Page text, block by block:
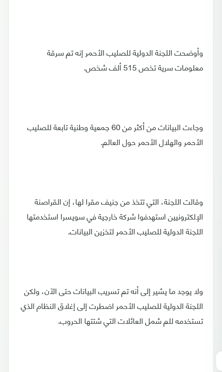
وأوضحت اللجنة الدولية للصليب الأحمر إنه تم سرقة
معلومات سرية تخص 515 ألف شخص.
وجاءت البيانات من أكثر من 60 جمعية وطنية تابعة للصليب
الأحمر والهلال الأحمر حول العالم.
وقالت اللجنة، التي تتخذ من جنيف مقرا لها، إن القراصنة
الإلكترونيين استهدفوا شركة خارجية في سويسرا استخدمتها
اللجنة الدولية للصليب الأحمر لتخزين البيانات.
ولا يوجد ما يشير إلى أنه تم تسريب البيانات حتى الآن، ولكن
اللجنة الدولية للصليب الأحمر اضطرت إلى إغلاق النظام الذي
تستخدمه للم شمل العائلات التي شتتها الحروب.